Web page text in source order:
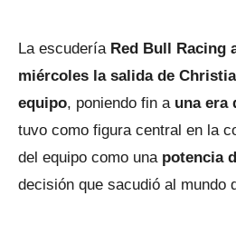
La escuderíaRed Bull Racing
miércoles la salida de
equipo, poniendo fin a una era
tuvo como figura central en la
del equipo como una potencia
decisión que sacudió al mundo